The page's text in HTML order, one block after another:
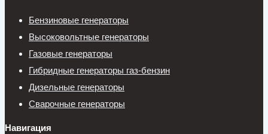
Бензиновые генераторы
Высоковольтные генераторы
Газовые генераторы
Гибридные генераторы газ-бензин
Дизельные генераторы
Сварочные генераторы
Навигация